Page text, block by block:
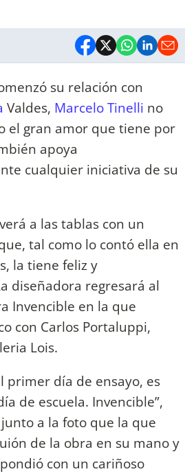
su relación con
Valdes, Marcelo Tinelli no
el gran amor que tiene por
apoya
cualquier iniciativa de su
a las tablas con un
tal como lo contó ella en
la tiene feliz y
diseñadora regresará al
Invencible en la que
con Carlos Portaluppi,
Lois.
primer día de ensayo, es
de escuela. Invencible”,
a la foto que la que
de la obra en su mano y
con un cariñoso